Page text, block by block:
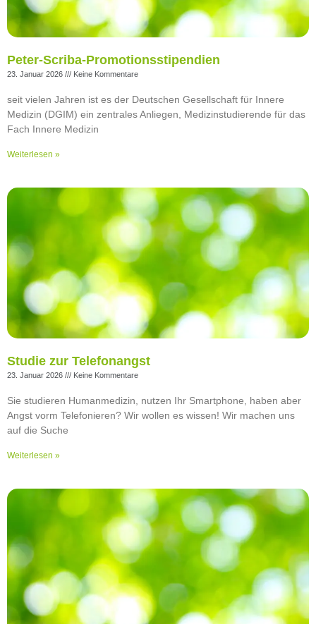
Peter-Scriba-Promotionsstipendien
23. Januar 2026 Keine Kommentare
seit vielen Jahren ist es der Deutschen Gesellschaft für Innere
Medizin (DGIM) ein zentrales Anliegen, Medizinstudierende für das
Fach Innere Medizin
Weiterlesen »
Studie zur Telefonangst
23. Januar 2026 Keine Kommentare
Sie studieren Humanmedizin, nutzen Ihr Smartphone, haben aber
Angst vorm Telefonieren? Wir wollen es wissen! Wir machen uns
auf die Suche
Weiterlesen »